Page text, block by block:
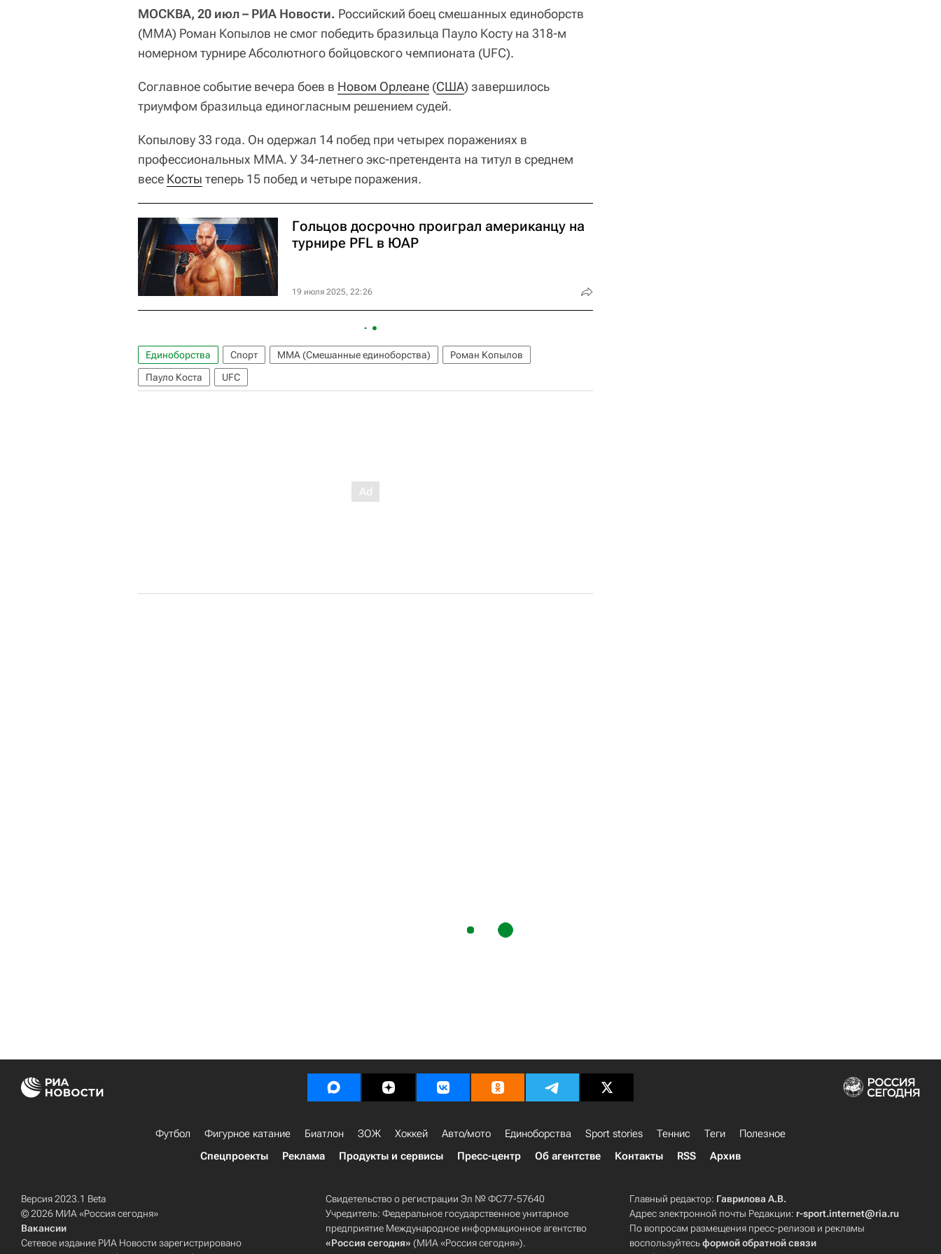
МОСКВА, 20 июл – РИА Новости. Российский боец смешанных единоборств
(ММА) Роман Копылов не смог победить бразильца Пауло Косту на 318-м
номерном турнире Абсолютного бойцовского чемпионата (UFC).
Соглавное событие вечера боев в Новом Орлеане (США) завершилось
триумфом бразильца единогласным решением судей.
Копылову 33 года. Он одержал 14 побед при четырех поражениях в
профессиональных MMA. У 34-летнего экс-претендента на титул в среднем
весе Косты теперь 15 побед и четыре поражения.
Гольцов досрочно проиграл американцу на
турнире PFL в ЮАР
19 июля 2025, 22:26
Единоборства Спорт ММА (Смешанные единоборства)
Роман Копылов
Пауло Коста
UFC
Футбол Фигурное катание Биатлон ЗОЖ Хоккей Авто/мото Единоборства Sport stories Теннис Теги
Полезное
Спецпроекты
Реклама Продукты и сервисы Пресс-центр Об агентстве Контакты RSS Архив
Версия 2023.1 Beta
© 2026 МИА «Россия сегодня»
Вакансии
Сетевое издание РИА Новости зарегистрировано
Свидетельство о регистрации Эл № ФС77-57640
Учредитель: Федеральное государственное унитарное
предприятие Международное информационное агентство
«Россия сегодня» (МИА «Россия сегодня»).
Главный редактор: Гаврилова А.В.
Адрес электронной почты Редакции: r-sport.internet@ria.ru
По вопросам размещения пресс-релизов и рекламы
воспользуйтесьформой обратной связи